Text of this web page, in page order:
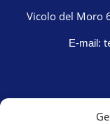
Vicolo del Moro
E-mail: